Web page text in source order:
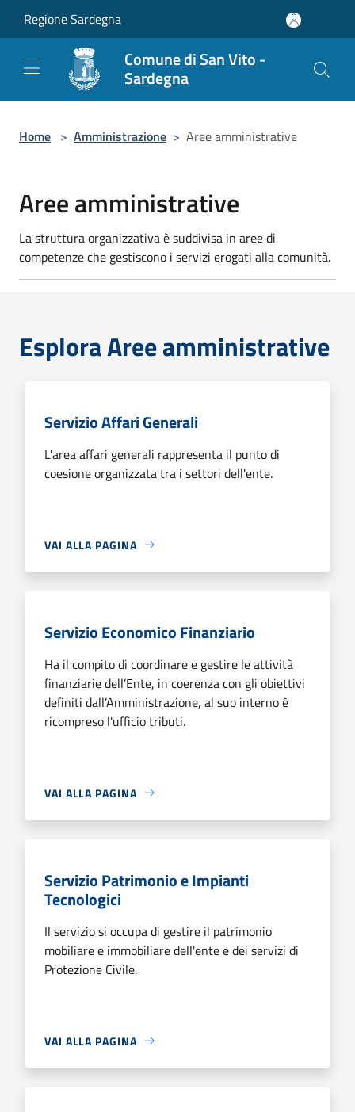
Regione Sardegna
Comune di San Vito -
Sardegna
Home > Amministrazione > Aree amministrative
Aree amministrative
La struttura organizzativa è suddivisa in aree di
competenze che gestiscono i servizi erogati alla comunità.
Esplora Aree amministrative
Servizio Affari Generali
L'area affari generali rappresenta il punto di
coesione organizzata tra i settori dell'ente.
VAI ALLA PAGINA
Servizio Economico Finanziario
Ha il compito di coordinare e gestire le attività
finanziarie dell’Ente, in coerenza con gli obiettivi
definiti dall’Amministrazione, al suo interno è
ricompreso l'ufficio tributi.
VAI ALLA PAGINA
Servizio Patrimonio e Impianti
Tecnologici
Il servizio si occupa di gestire il patrimonio
mobiliare e immobiliare dell'ente e dei servizi di
Protezione Civile.
VAI ALLA PAGINA